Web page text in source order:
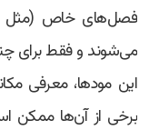
فصل‌های خاص (مثل
می‌شوند و فقط برای
این مودها، معرفی
برخی از آن‌ها ممکن